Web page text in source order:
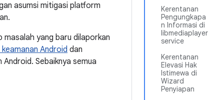
Kerentanan
Pengungkapa
n Informasi di
libmediaplayer
service
Kerentanan
Elevasi Hak
Istimewa di
Wizard
Penyiapan
asumsi mitigasi platform
yang baru dilaporkan
Android dan
Sebaiknya semua